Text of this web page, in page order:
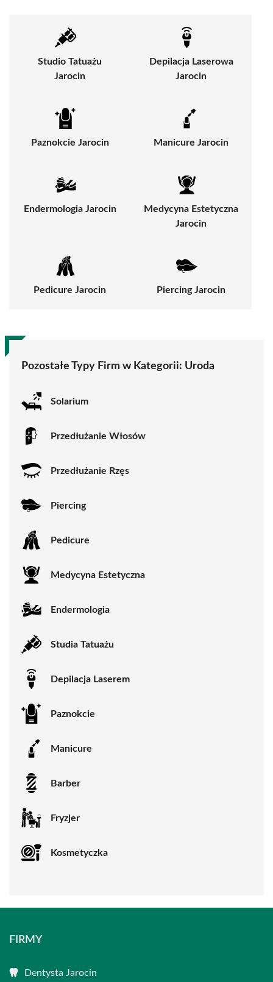
Studio Tatuażu
Jarocin
Depilacja Laserowa
Jarocin
Paznokcie Jarocin Manicure Jarocin
Endermologia Jarocin
Medycyna Estetyczna
Jarocin
Pedicure Jarocin Piercing Jarocin
Pozostałe Typy Firm w Kategorii: Uroda
Solarium
Przedłużanie Włosów
Przedłużanie Rzęs
Piercing
Pedicure
Medycyna Estetyczna
Endermologia
Studia Tatuażu
Depilacja Laserem
Paznokcie
Manicure
Barber
Fryzjer
Kosmetyczka
FIRMY
Dentysta Jarocin